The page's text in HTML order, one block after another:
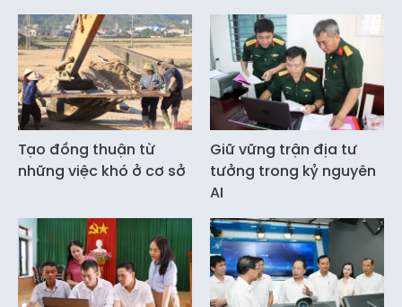
Tạo đồng thuận từ
những việc khó ở cơ sở
Giữ vững trận địa tư
tưởng trong kỷ nguyên
AI